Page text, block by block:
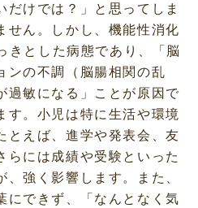
けでは？」と思ってしま
せん。しかし、機能性消化
きとした病態であり、「脳
ンの不調（脳腸相関の乱
過敏になる」ことが原因で
す。小児は特に生活や環境
とえば、進学や発表会、友
らには成績や受験といった
強く影響します。また、
にできず、「なんとなく気